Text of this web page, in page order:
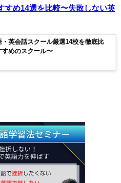
すめ14選を比較〜失敗しない英
・英会話スクール厳選14校を徹底比
すめのスクール〜